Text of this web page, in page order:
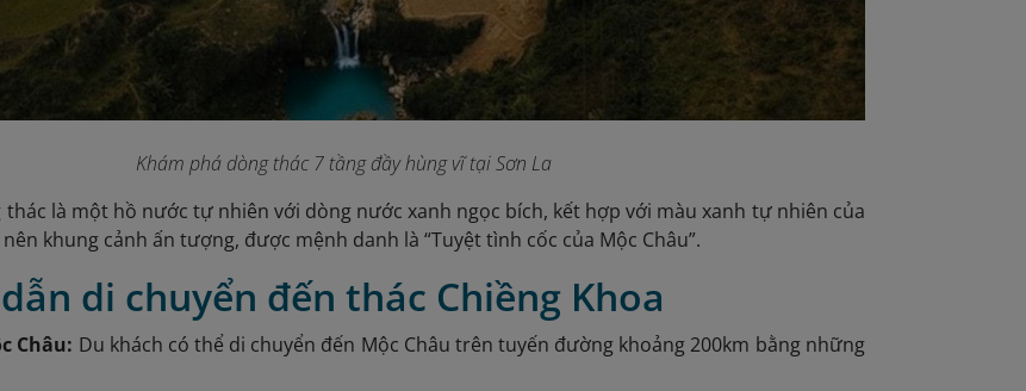
Khám phá dòng thác 7 tầng đầy hùng vĩ tại Sơn La
là một hồ nước tự nhiên với dòng nước xanh ngọc bích, kết hợp với màu xanh tự nhiên của
khung cảnh ấn tượng, được mệnh danh là “Tuyệt tình cốc của Mộc Châu”.
di chuyển đến thác Chiềng Khoa
Châu: Du khách có thể di chuyển đến Mộc Châu trên tuyến đường khoảng 200km bằng những